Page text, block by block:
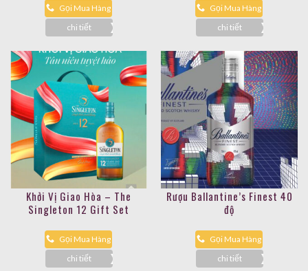
Gọi Mua Hàng
chi tiết
Gọi Mua Hàng
chi tiết
Khởi Vị Giao Hòa – The
Singleton 12 Gift Set
Gọi Mua Hàng
chi tiết
Rượu Ballantine’s Finest 40
độ
Gọi Mua Hàng
chi tiết